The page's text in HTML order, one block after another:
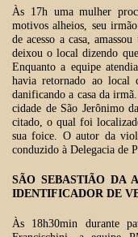
Às 17h uma mulher
motivos alheios, seu
de acesso a casa,
deixou o local dizendo
Enquanto a equipe
havia retornado ao local
danificando a casa da
cidade de São Jerônimo
citado, o qual foi
sua foice. O autor da
conduzido à Delegacia de
SÃO SEBASTIÃO DA
IDENTIFICADOR DE
Às 18h30min durante